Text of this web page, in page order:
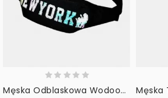
Męska Odblaskowa Wodoodporna Sportowa Torba Crossbody Na Klatkę Piersiową